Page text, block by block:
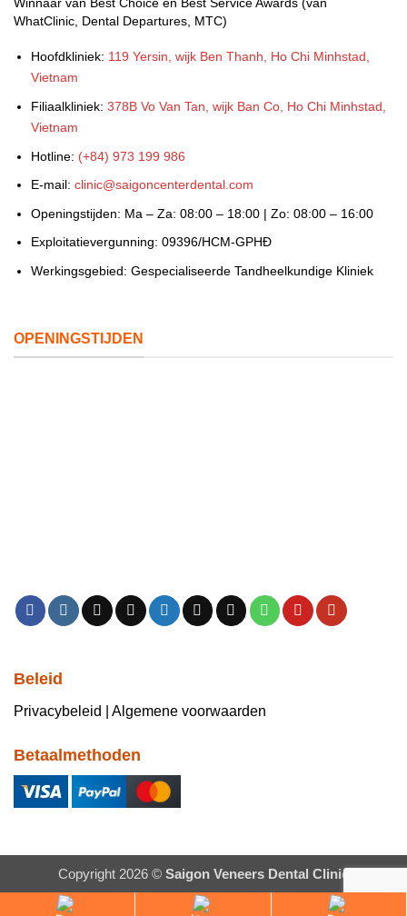
WhatClinic, Dental Departures, MTC)
Hoofdkliniek: 119 Yersin, wijk Ben Thanh, Ho Chi Minhstad,
Vietnam
Filiaalkliniek: 378B Vo Van Tan, wijk Ban Co, Ho Chi Minhstad,
Vietnam
Hotline: (+84) 973 199 986
E-mail: clinic@saigoncenterdental.com
Openingstijden: Ma – Za: 08:00 – 18:00 | Zo: 08:00 – 16:00
Exploitatievergunning: 09396/HCM-GPHĐ
Werkingsgebied: Gespecialiseerde Tandheelkundige Kliniek
OPENINGSTIJDEN
Beleid
Privacybeleid | Algemene voorwaarden
Betaalmethoden
Copyright 2026 © Saigon Veneers Dental Clinic